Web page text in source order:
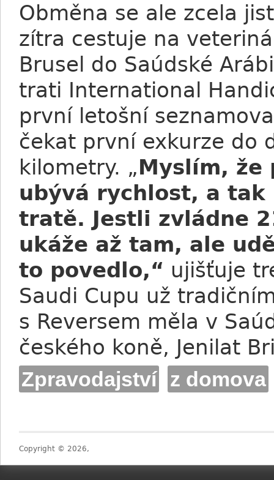
Obměna se ale zcela
zítra cestuje na
Brusel do Saúdské
trati International
první letošní
čekat první exkurze do
kilometry. „Myslím, že
ubývá rychlost, a tak
tratě. Jestli zvládne
ukáže až tam, ale
to povedlo,“ ujišťuje
Saudi Cupu už
s Reversem měla v
českého koně, Jenilat
Zpravodajství z domova
Copyright © 2026,